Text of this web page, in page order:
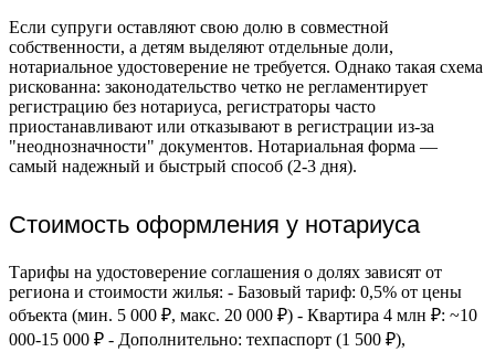
Если супруги оставляют свою долю в совместной
собственности, а детям выделяют отдельные доли,
нотариальное удостоверение не требуется. Однако такая схема
рискованна: законодательство четко не регламентирует
регистрацию без нотариуса, регистраторы часто
приостанавливают или отказывают в регистрации из-за
"неоднозначности" документов. Нотариальная форма —
самый надежный и быстрый способ (2-3 дня).
Стоимость оформления у нотариуса
Тарифы на удостоверение соглашения о долях зависят от
региона и стоимости жилья: - Базовый тариф: 0,5% от цены
объекта (мин. 5 000 ₽, макс. 20 000 ₽) - Квартира 4 млн ₽: ~10
000-15 000 ₽ - Дополнительно: техпаспорт (1 500 ₽),